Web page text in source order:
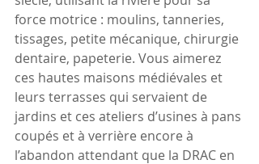
force motrice : moulins, tanneries,
tissages, petite mécanique, chirurgie
dentaire, papeterie. Vous aimerez
ces hautes maisons médiévales et
leurs terrasses qui servaient de
jardins et ces ateliers d’usines à pans
coupés et à verrière encore à
l’abandon attendant que la DRAC en